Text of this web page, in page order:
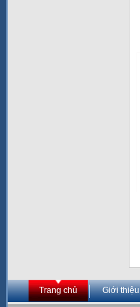
Trang chủ Giới thiệu